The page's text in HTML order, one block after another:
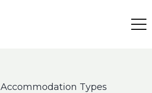
Accommodation Types